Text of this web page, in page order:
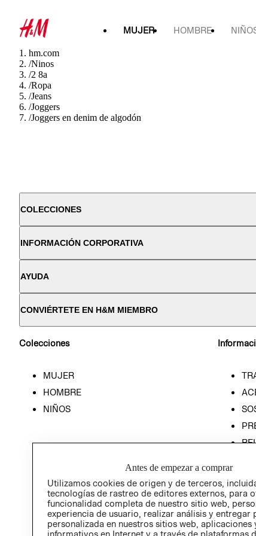
MUJER HOMBRE
hm.com
/Ninos
/2 8a
/Ropa
/Jeans
/Joggers
/Joggers en denim de algodón
COLECCIONES
INFORMACIÓN CORPORATIVA
AYUDA
CONVIÉRTETE EN H&M MIEMBRO
Colecciones
MUJER
HOMBRE
NIÑOS
Antes de empezar a comprar
Utilizamos cookies de origen y de terceros,
tecnologías de rastreo de editores externos, para
funcionalidad completa de nuestro sitio web,
experiencia de usuario, realizar análisis y entregar
personalizada en nuestros sitios web, aplicaciones
informativos en Internet y a través de plataformas